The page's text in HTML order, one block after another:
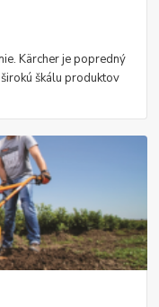
Kärcher je popredný
škálu produktov